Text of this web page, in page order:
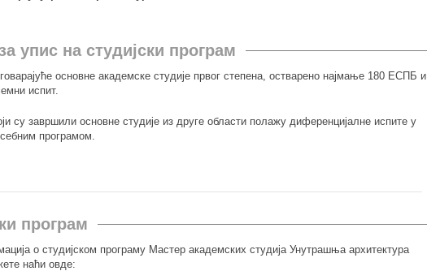
упис на студијски програм
основне академске студије првог степена, остварено најмање 180 ЕСПБ и
испит.
су завршили основне студије из друге области полажу диференцијалне испите у
програмом.
програм
о студијском програму Мастер академских студија Унутрашња архитектура
наћи овде: